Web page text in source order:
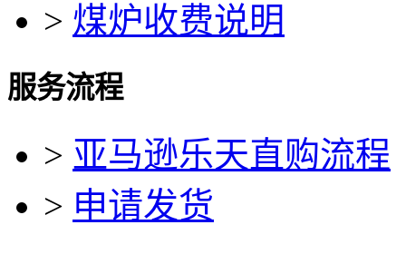
> 煤炉收费说明
服务流程
> 亚马逊乐天直购流程
> 申请发货